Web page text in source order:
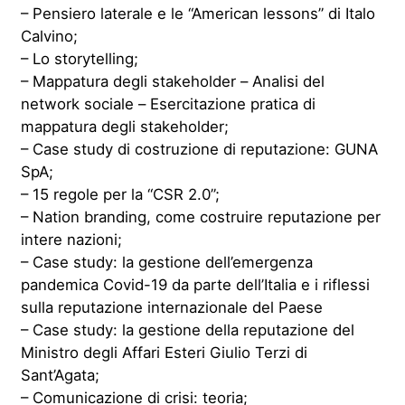
– Pensiero laterale e le “American lessons” di Italo
Calvino;
– Lo storytelling;
– Mappatura degli stakeholder – Analisi del
network sociale – Esercitazione pratica di
mappatura degli stakeholder;
– Case study di costruzione di reputazione: GUNA
SpA;
– 15 regole per la “CSR 2.0”;
– Nation branding, come costruire reputazione per
intere nazioni;
– Case study: la gestione dell’emergenza
pandemica Covid-19 da parte dell’Italia e i riflessi
sulla reputazione internazionale del Paese
– Case study: la gestione della reputazione del
Ministro degli Affari Esteri Giulio Terzi di
Sant’Agata;
– Comunicazione di crisi: teoria;